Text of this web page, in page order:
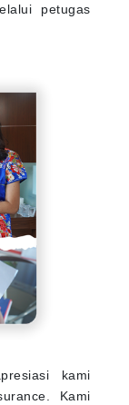
petugas
kami
Kami